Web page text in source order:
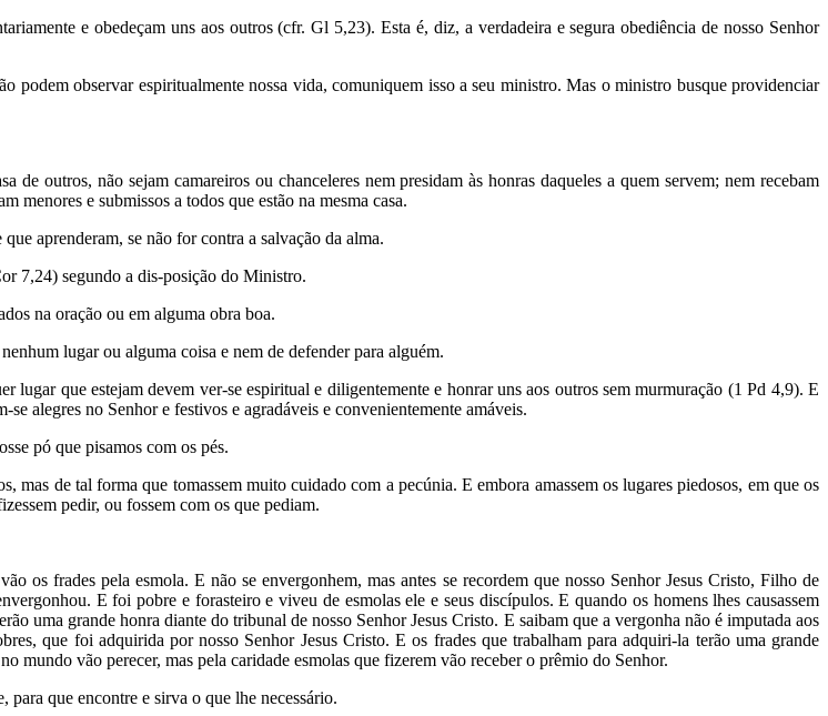
e obedeçam uns aos outros (cfr. Gl 5,23). Esta é, diz, a verdadeira e segura obediência de nosso Senhor
podem observar espiritualmente nossa vida, comuniquem isso a seu ministro. Mas o ministro busque providenciar
de outros, não sejam camareiros ou chanceleres nem presidam às honras daqueles a quem servem; nem recebam
menores e submissos a todos que estão na mesma casa.
aprenderam, se não for contra a salvação da alma.
7,24) segundo a dis-posição do Ministro.
na oração ou em alguma obra boa.
lugar ou alguma coisa e nem de defender para alguém.
lugar que estejam devem ver-se espiritual e diligentemente e honrar uns aos outros sem murmuração (1 Pd 4,9). E
alegres no Senhor e festivos e agradáveis e convenientemente amáveis.
pó que pisamos com os pés.
mas de tal forma que tomassem muito cuidado com a pecúnia. E embora amassem os lugares piedosos, em que os
pedir, ou fossem com os que pediam.
os frades pela esmola. E não se envergonhem, mas antes se recordem que nosso Senhor Jesus Cristo, Filho de
E foi pobre e forasteiro e viveu de esmolas ele e seus discípulos. E quando os homens lhes causassem
uma grande honra diante do tribunal de nosso Senhor Jesus Cristo. E saibam que a vergonha não é imputada aos
que foi adquirida por nosso Senhor Jesus Cristo. E os frades que trabalham para adquiri-la terão uma grande
mundo vão perecer, mas pela caridade esmolas que fizerem vão receber o prêmio do Senhor.
para que encontre e sirva o que lhe necessário.